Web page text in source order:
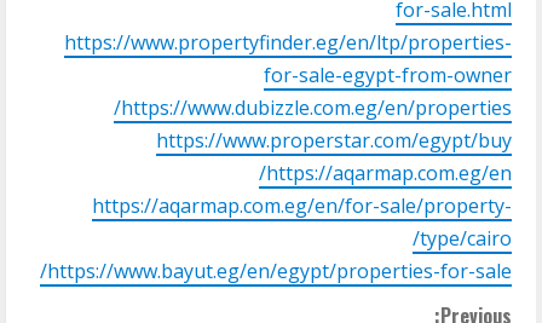
for-sale.html
https://www.propertyfinder.eg/en/ltp/properties-
for-sale-egypt-from-owner
https://www.dubizzle.com.eg/en/properties/
https://www.properstar.com/egypt/buy
https://aqarmap.com.eg/en/
https://aqarmap.com.eg/en/for-sale/property-
type/cairo/
https://www.bayut.eg/en/egypt/properties-for-sale/
Previous: